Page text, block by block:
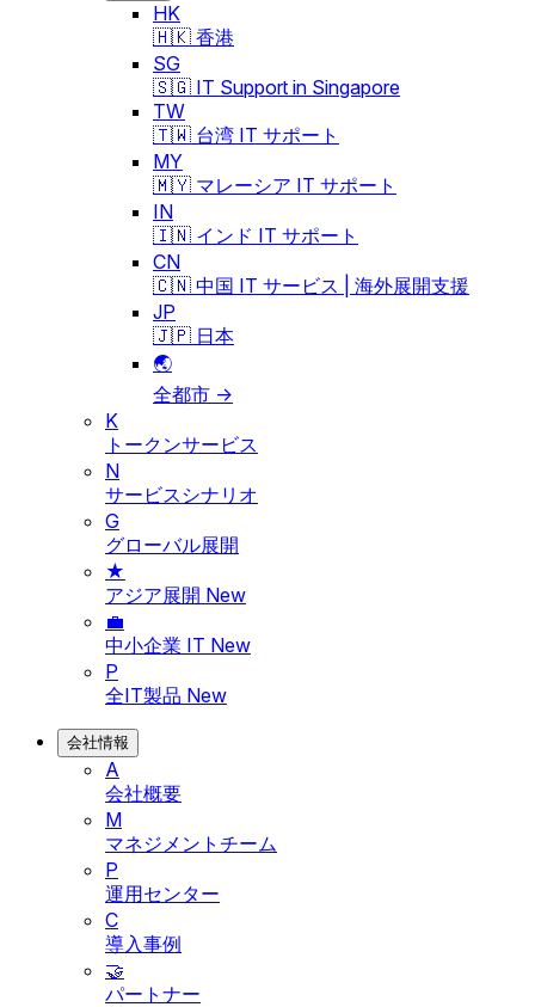
HK
🇭🇰 香港
SG
🇸🇬 IT Support in Singapore
TW
🇹🇼 台湾 IT サポート
MY
🇲🇾 マレーシア IT サポート
IN
🇮🇳 インド IT サポート
CN
🇨🇳 中国 IT サービス | 海外展開支援
JP
🇯🇵 日本
🌏
全都市 →
K
トークンサービス
N
サービスシナリオ
G
グローバル展開
★
アジア展開 New
💼
中小企業 IT New
P
全IT製品 New
会社情報
A
会社概要
M
マネジメントチーム
P
運用センター
C
導入事例
🤝
パートナー